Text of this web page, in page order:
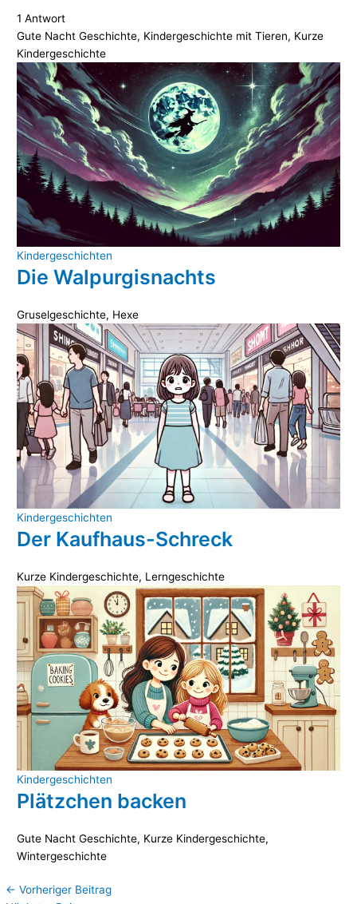
1 Antwort
Gute Nacht Geschichte, Kindergeschichte mit Tieren, Kurze
Kindergeschichte
Kindergeschichten
Die Walpurgisnachts
Gruselgeschichte, Hexe
Kindergeschichten
Der Kaufhaus-Schreck
Kurze Kindergeschichte, Lerngeschichte
Kindergeschichten
Plätzchen backen
Gute Nacht Geschichte, Kurze Kindergeschichte,
Wintergeschichte
← Vorheriger Beitrag